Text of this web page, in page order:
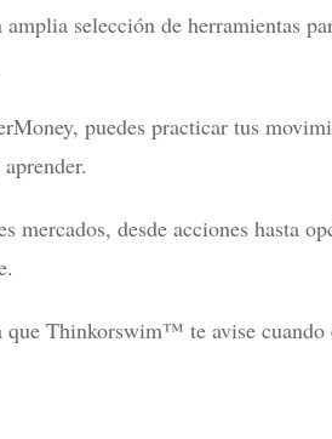
selección de herramientas
puedes practicar tus
desde acciones hasta
Thinkorswim™ te avise cuando